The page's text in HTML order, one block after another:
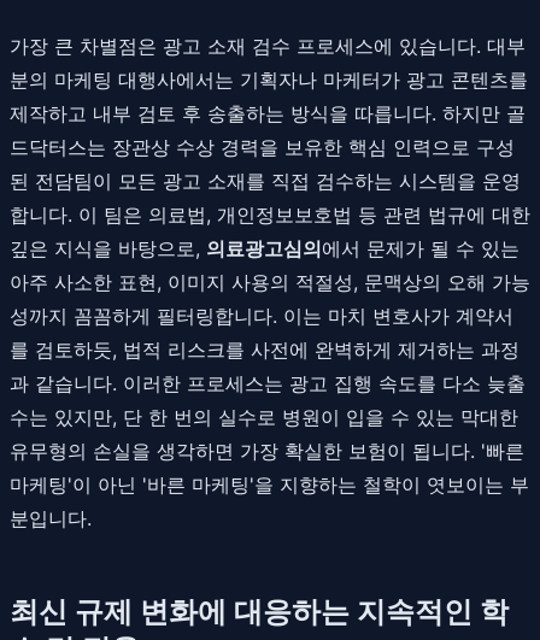
가장 큰 차별점은 광고 소재 검수 프로세스에 있습니다. 대부
분의 마케팅 대행사에서는 기획자나 마케터가 광고 콘텐츠를
제작하고 내부 검토 후 송출하는 방식을 따릅니다. 하지만 골
드닥터스는 장관상 수상 경력을 보유한 핵심 인력으로 구성
된 전담팀이 모든 광고 소재를 직접 검수하는 시스템을 운영
합니다. 이 팀은 의료법, 개인정보보호법 등 관련 법규에 대한
깊은 지식을 바탕으로, 의료광고심의에서 문제가 될 수 있는
아주 사소한 표현, 이미지 사용의 적절성, 문맥상의 오해 가능
성까지 꼼꼼하게 필터링합니다. 이는 마치 변호사가 계약서
를 검토하듯, 법적 리스크를 사전에 완벽하게 제거하는 과정
과 같습니다. 이러한 프로세스는 광고 집행 속도를 다소 늦출
수는 있지만, 단 한 번의 실수로 병원이 입을 수 있는 막대한
유무형의 손실을 생각하면 가장 확실한 보험이 됩니다. '빠른
마케팅'이 아닌 '바른 마케팅'을 지향하는 철학이 엿보이는 부
분입니다.
최신 규제 변화에 대응하는 지속적인 학